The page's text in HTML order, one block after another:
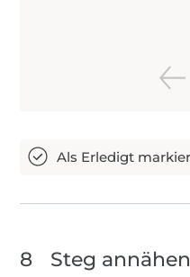
8 Steg annähen